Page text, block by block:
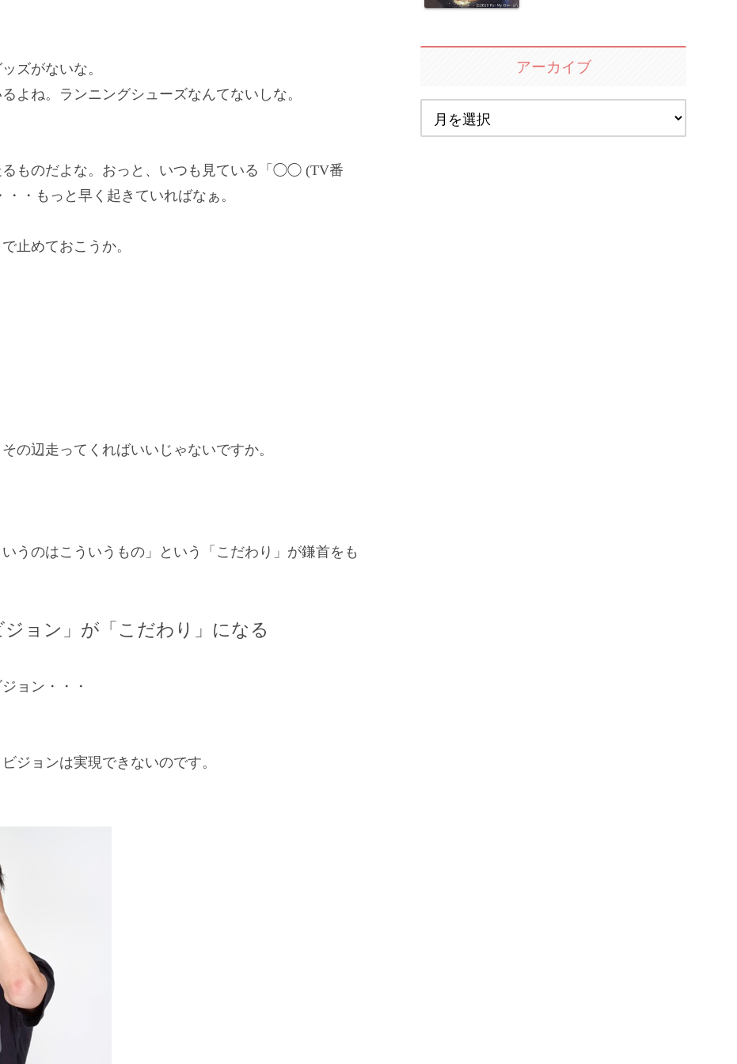
ズがないな。
よね。ランニングシューズなんてないしな。
るものだよな。おっと、いつも見ている「◯◯ (TV番
・もっと早く起きていればなぁ。
止めておこうか。
の辺走ってくればいいじゃないですか。
うのはこういうもの」という「こだわり」が鎌首をも
ョン」が「こだわり」になる
ョン・・・
ジョンは実現できないのです。
アーカイブ